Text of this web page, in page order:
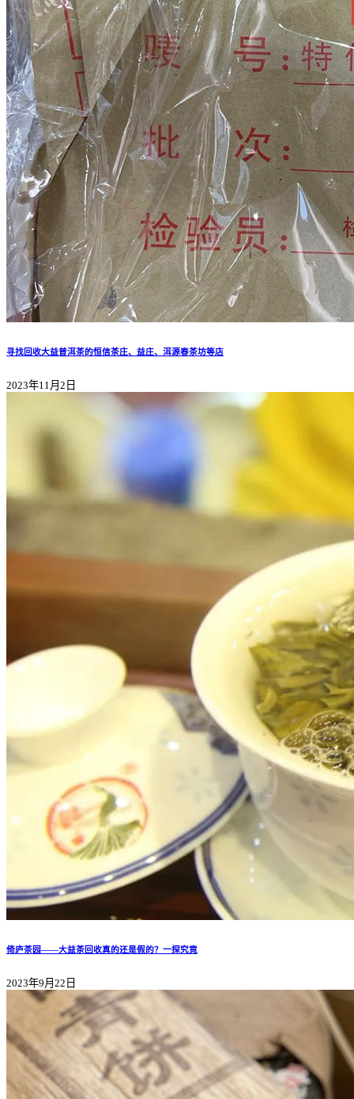
寻找回收大益普洱茶的恒信茶庄、益庄、洱源春茶坊等店
2023年11月2日
倚庐茶园——大益茶回收真的还是假的？一探究竟
2023年9月22日